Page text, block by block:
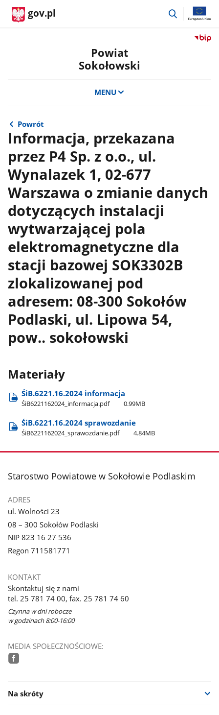
gov.pl
przejdź
Przejdź
Powiat
Sokołowski
MENU
Powrót
Informacja, przekazana
przez P4 Sp. z o.o., ul.
Wynalazek 1, 02-677
Warszawa o zmianie danych
dotyczących instalacji
wytwarzającej pola
elektromagnetyczne dla
stacji bazowej SOK3302B
zlokalizowanej pod
adresem: 08-300 Sokołów
Podlaski, ul. Lipowa 54,
pow.. sokołowski
Materiały
ŚiB.6221.16.2024 informacja
ŚiB6221162024​_informacja.pdf 0.99MB
ŚiB.6221.16.2024 sprawozdanie
ŚiB6221162024​_sprawozdanie.pdf 4.84MB
stopka
Starostwo Powiatowe w Sokołowie Podlaskim
ADRES
ul. Wolności 23
08 – 300 Sokołów Podlaski
NIP 823 16 27 536
Regon 711581771
KONTAKT
Skontaktuj się z nami
tel. 25 781 74 00, fax. 25 781 74 60
Czynna w dni robocze
w godzinach 8:00-16:00
MEDIA SPOŁECZNOŚCIOWE:
Na skróty